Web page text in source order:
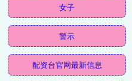
女子
警示
配资台官网最新信息